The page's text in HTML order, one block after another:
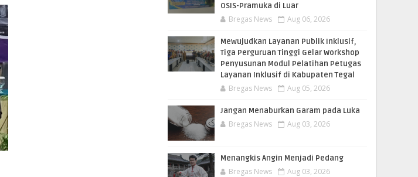
OSIS-Pramuka di Luar
Bregas News Aug 06, 2026
​Mewujudkan Layanan Publik Inklusif,
Tiga Perguruan Tinggi Gelar Workshop
Penyusunan Modul Pelatihan Petugas
Layanan Inklusif di Kabupaten Tegal
Bregas News Aug 05, 2026
Jangan Menaburkan Garam pada Luka
Bregas News Aug 03, 2026
Menangkis Angin Menjadi Pedang
Bregas News Aug 03, 2026